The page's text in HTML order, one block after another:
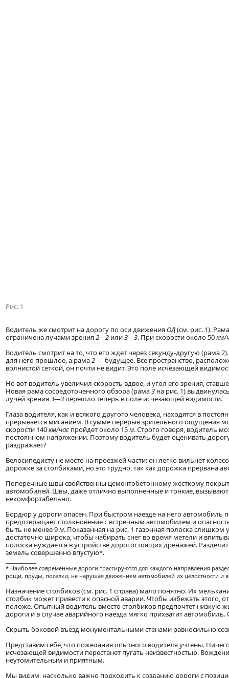
Рис. 1
Водитель же смотрит на дорогу по оси движения ОД(см. рис. 1).
ограничена лучами зрения2—2 или3—3. При скорости около 50км/
Водитель смотрит на то, что его ждет через секунду-другую (рама
для него прошлое, а рама2— будущее. Все пространство,
волнистой сеткой, он почти не видит. Это поле исчезающей
Но вот водитель увеличил скорость вдвое, и угол его зрения,
Новая рама сосредоточенного обзора (рама3 на рис. 1)
лучей зрения3—3 перешло теперь в поле исчезающей видимости.
Глаза водителя, как и всякого другого человека, находятся в
прерывается миганием. В сумме перерыв зрительного ощущения
скорости 140км/час пройдет около 15м. Строго говоря, водитель
постоянном напряжении. Поэтому водитель будет оценивать
раздражает?
Велосипедисту не место на проезжей части: он легко вильнет
дорожке за столбиками, но это трудно, так как дорожка прервана
Поперечные швы свойственны цементобетонному жесткому
автомобилей. Швы, даже отлично выполненные и тонкие,
некомфортабельно.
Бордюр у дороги опасен. При быстром наезде на него автомобиль
предотвращает столкновение с встречным автомобилем и
быть не менее 9м. Показанная на рис. 1 газонная полоска
достаточно широка, чтобы набирать снег во время метели и
полоска нуждается в устройстве дорогостоящих дренажей.
земель совершенно впустую*.
* Наиболее современные дороги трассируются для каждого направления
рощи, пруды, поселки, не нарушая движением автомобилей их целостности и
Назначение столбиков (см. рис. 1 справа) мало понятно. Их
столбик может привести к опасной аварии. Чтобы избежать этого,
положе. Опытный водитель вместо столбиков предпочтет низкую
дороги и в случае аварийного наезда мягко прихватит
Скрыть боковой въезд монументальными стенами равносильно
Представим себе, что пожелания опытного водителя учтены.
исчезающей видимости перестанет пугать неизвестностью.
неутомительным и приятным.
Мы видим, насколько важно подходить к созданию дороги с